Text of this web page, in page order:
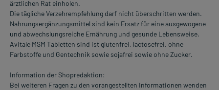
ärztlichen Rat einholen.
Die tägliche Verzehrempfehlung darf nicht überschritten werden.
Nahrungsergänzungsmittel sind kein Ersatz für eine ausgewogene
und abwechslungsreiche Ernährung und gesunde Lebensweise.
Avitale MSM Tabletten sind ist glutenfrei, lactosefrei, ohne
Farbstoffe und Gentechnik sowie sojafrei sowie ohne Zucker.
Information der Shopredaktion:
Bei weiteren Fragen zu den vorangestellten Informationen wenden